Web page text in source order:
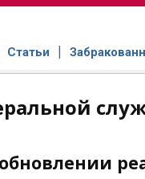
Статьи